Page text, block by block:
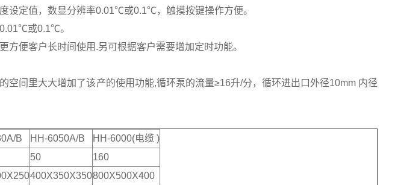
设定值，数显分辨率0.01℃或0.1℃，触摸按键操作方便。
或0.1℃。
方便客户长时间使用.另可根据客户需要增加定时功能。
空间里大大增加了该产的使用功能,循环泵的流量≥16升/分，循环进出口外径10mm 内径
B HH-6050A/B
HH-6000(电缆 )
50
160
400X350X350800X500X400